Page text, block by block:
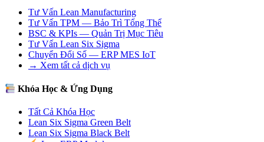
Tư Vấn Lean Manufacturing
Tư Vấn TPM — Bảo Trì Tổng Thể
BSC & KPIs — Quản Trị Mục Tiêu
Tư Vấn Lean Six Sigma
Chuyển Đổi Số — ERP MES IoT
→ Xem tất cả dịch vụ
Khóa Học & Ứng Dụng
Tất Cả Khóa Học
Lean Six Sigma Green Belt
Lean Six Sigma Black Belt